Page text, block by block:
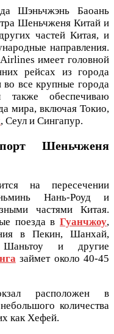
Шэньчжэнь Баоань
Шеньчженя Китай и
частей Китая, и
направления.
имеет головной
рейсах из города
все крупные города
обеспечиваю
мира, включая Токио,
, Сеул и Сингапур.
Шеньчженя
на пересечении
Нань-Роуд и
частями Китая.
поезда в Гуанчжоу,
в Пекин, Шанхай,
и другие
займет около 40-45
расположен в
количества
как Хефей.